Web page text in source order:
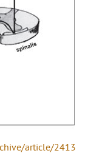
article/2413